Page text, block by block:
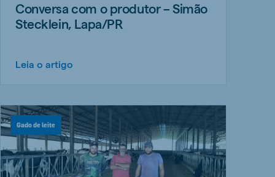
Conversa com o produtor – Simão
Stecklein, Lapa/PR
Leia o artigo
Gado de leite